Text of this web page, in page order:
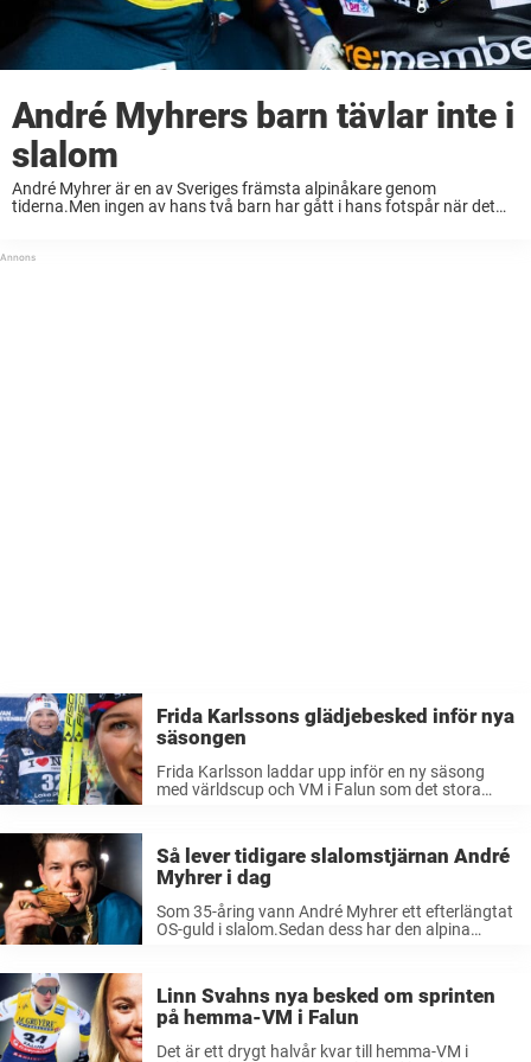
André Myhrers barn tävlar inte i
slalom
André Myhrer är en av Sveriges främsta alpinåkare genom
tiderna.Men ingen av hans två barn har gått i hans fotspår när det
Frida Karlssons glädjebesked inför nya
säsongen
Frida Karlsson laddar upp inför en ny säsong
med världscup och VM i Falun som det stora
Fischer. ...
Så lever tidigare slalomstjärnan André
Myhrer i dag
Som 35-åring vann André Myhrer ett efterlängtat
OS-guld i slalom.Sedan dess har den alpina
händer nu i ...
Linn Svahns nya besked om sprinten
på hemma-VM i Falun
Det är ett drygt halvår kvar till hemma-VM i